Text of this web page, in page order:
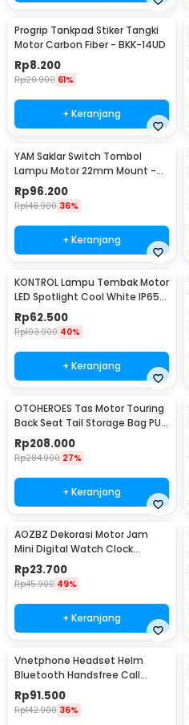
Progrip Tankpad Stiker Tangki
Motor Carbon Fiber - BKK-14UD
Rp8.200
Rp20.900 61%
+ Keranjang
YAM Saklar Switch Tombol
Lampu Motor 22mm Mount -
F2243
Rp96.200
Rp148.900 36%
+ Keranjang
KONTROL Lampu Tembak Motor
LED Spotlight Cool White IP65
8W 9-20V - U7
Rp62.500
Rp103.900 40%
+ Keranjang
OTOHEROES Tas Motor Touring
Back Seat Tail Storage Bag PU
Leather - RR9014
Rp208.000
Rp284.900 27%
+ Keranjang
AOZBZ Dekorasi Motor Jam
Mini Digital Watch Clock
Waterproof IP64 - 118i
Rp23.700
Rp45.900 49%
+ Keranjang
Vnetphone Headset Helm
Bluetooth Handsfree Call
Music Motor 180mAh - BT8
Rp91.500
Rp142.900 36%